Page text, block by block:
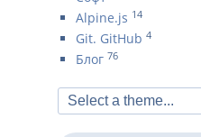
Alpine.js 14
Git. GitHub 4
Блог 76